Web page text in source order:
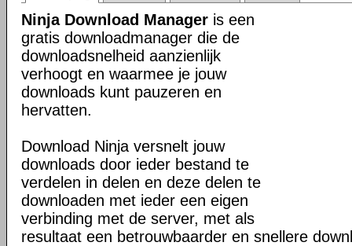
Ninja Download Manager is een
gratis downloadmanager die de
downloadsnelheid aanzienlijk
verhoogt en waarmee je jouw
downloads kunt pauzeren en
hervatten.
Download Ninja versnelt jouw
downloads door ieder bestand te
verdelen in delen en deze delen te
downloaden met ieder een eigen
verbinding met de server, met als
resultaat een betrouwbaarder en snellere